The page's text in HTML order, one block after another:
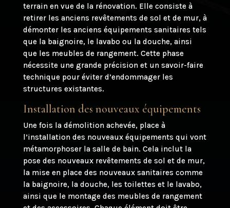
terrain en vue de la rénovation. Elle consiste à
retirer les anciens revêtements de sol et de mur, à
démonter les anciens équipements sanitaires tels
que la baignoire, le lavabo ou la douche, ainsi
que les meubles de rangement. Cette phase
nécessite une grande précision et un savoir-faire
technique pour éviter d’endommager les
structures existantes.
Installation des nouveaux équipements
Une fois la démolition achevée, place à
l’installation des nouveaux équipements qui vont
métamorphoser la salle de bain. Cela inclut la
pose des nouveaux revêtements de sol et de mur,
la mise en place des nouveaux sanitaires comme
la baignoire, la douche, les toilettes et le lavabo,
ainsi que le montage des meubles de rangement